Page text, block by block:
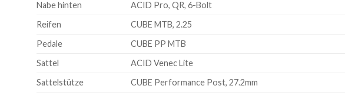
Nabe hinten
ACID Pro, QR, 6-Bolt
Reifen
CUBE MTB, 2.25
Pedale
CUBE PP MTB
Sattel
ACID Venec Lite
Sattelstütze
CUBE Performance Post, 27.2mm